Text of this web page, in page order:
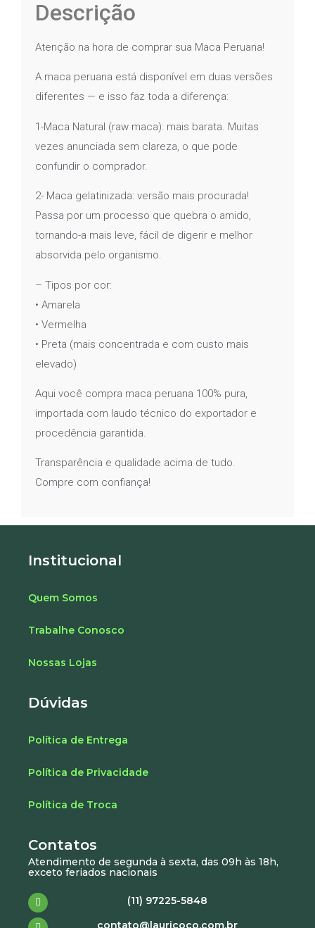
Descrição
Atenção na hora de comprar sua Maca Peruana!
A maca peruana está disponível em duas versões
diferentes — e isso faz toda a diferença:
1-Maca Natural (raw maca): mais barata. Muitas
vezes anunciada sem clareza, o que pode
confundir o comprador.
2- Maca gelatinizada: versão mais procurada!
Passa por um processo que quebra o amido,
tornando-a mais leve, fácil de digerir e melhor
absorvida pelo organismo.
– Tipos por cor:
• Amarela
• Vermelha
• Preta (mais concentrada e com custo mais
elevado)
Aqui você compra maca peruana 100% pura,
importada com laudo técnico do exportador e
procedência garantida.
Transparência e qualidade acima de tudo.
Compre com confiança!
Institucional
Quem Somos
Trabalhe Conosco
Nossas Lojas
Dúvidas
Política de Entrega
Política de Privacidade
Política de Troca
Contatos
Atendimento de segunda à sexta, das 09h às 18h,
exceto feriados nacionais
(11) 97225-5848
contato@lauricoco.com.br